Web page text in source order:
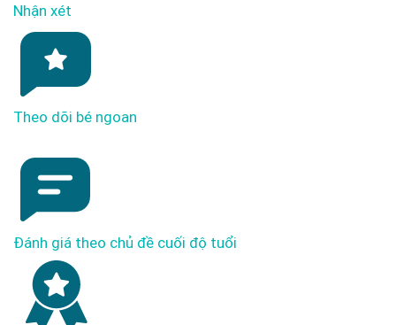
Nhận xét
Theo dõi bé ngoan
Đánh giá theo chủ đề cuối độ tuổi